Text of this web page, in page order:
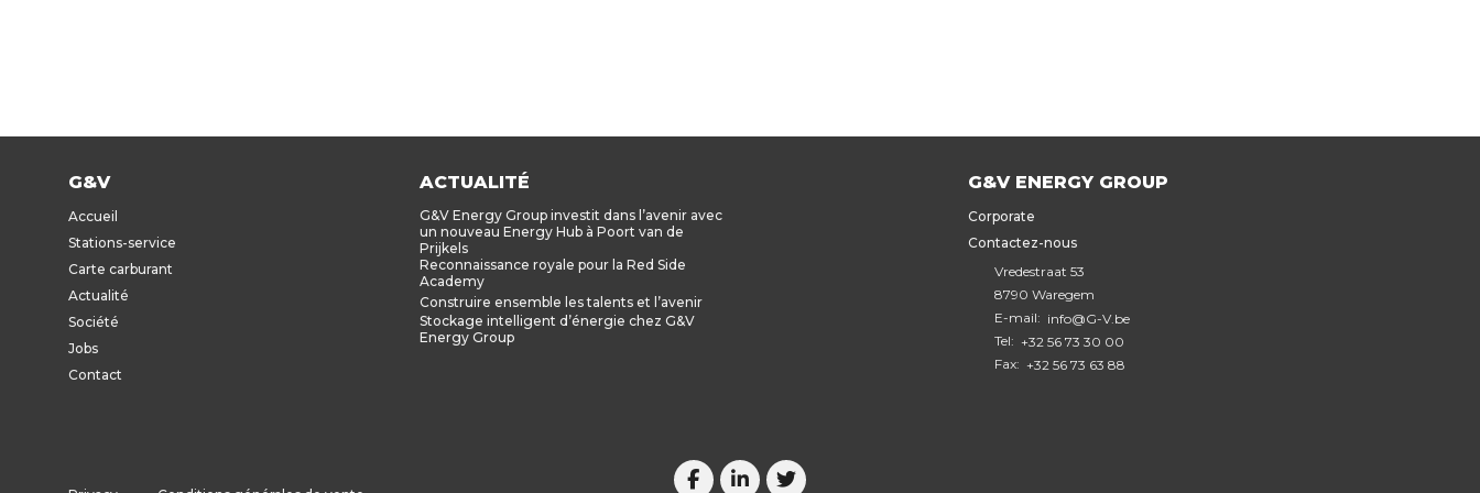
G&V
Accueil
Stations-service
Carte carburant
Actualité
Société
Jobs
Contact
ACTUALITÉ
G&V Energy Group investit dans l’avenir avec
un nouveau Energy Hub à Poort van de
Prijkels
Reconnaissance royale pour la Red Side
Academy
Construire ensemble les talents et l’avenir
Stockage intelligent d’énergie chez G&V
Energy Group
G&V ENERGY GROUP
Corporate
Contactez-nous
Vredestraat 53
8790 Waregem
E-mail: info@G-V.be
Tel: +32 56 73 30 00
Fax: +32 56 73 63 88